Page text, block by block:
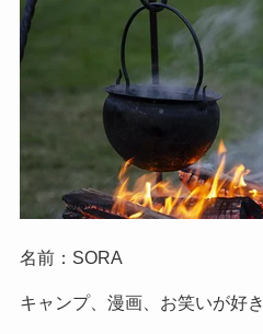
名前：SORA
キャンプ、漫画、お笑いが好き